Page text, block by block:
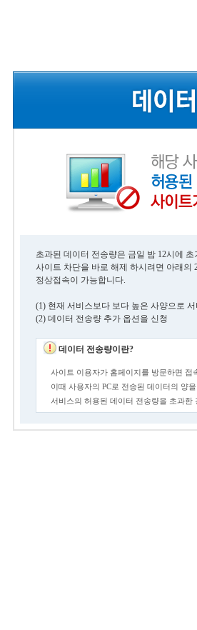
초과된 데이터 전송량은 금일 밤 12시에
사이트 차단을 바로 해제 하시려면 아래의
정상접속이 가능합니다.
(1) 현재 서비스보다 보다 높은 사양으로
(2) 데이터 전송량 추가 옵션을 신청
데이터 전송량이란?
사이트 이용자가 홈페이지를 방문하면 접
이때 사용자의 PC로 전송된 데이터의 양
서비스의 허용된 데이터 전송량을 초과